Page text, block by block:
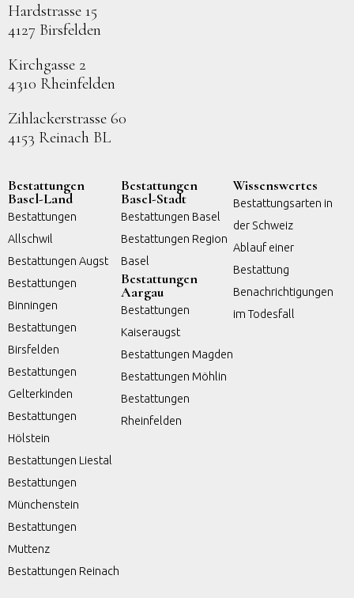
Hardstrasse 15
4127 Birsfelden
Kirchgasse 2
4310 Rheinfelden
Zihlackerstrasse 60
4153 Reinach BL
Bestattungen
Basel-Land
Bestattungen
Allschwil
Bestattungen Augst
Bestattungen
Binningen
Bestattungen
Birsfelden
Bestattungen
Gelterkinden
Bestattungen
Hölstein
Bestattungen Liestal
Bestattungen
Münchenstein
Bestattungen
Muttenz
Bestattungen Reinach
Bestattungen
Basel-Stadt
Bestattungen Basel
Bestattungen Region
Basel
Bestattungen
Aargau
Bestattungen
Kaiseraugst
Bestattungen Magden
Bestattungen Möhlin
Bestattungen
Rheinfelden
Wissenswertes
Bestattungsarten in
der Schweiz
Ablauf einer
Bestattung
Benachrichtigungen
im Todesfall